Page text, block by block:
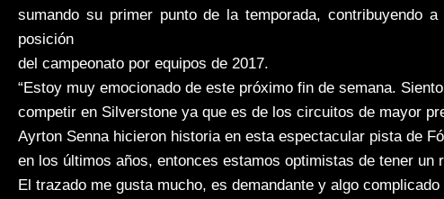
sumando su primer punto de la temporada, contribuyendo
posición
del campeonato por equipos de 2017.
“Estoy muy emocionado de este próximo fin de semana.
competir en Silverstone ya que es de los circuitos de mayor
Ayrton Senna hicieron historia en esta espectacular pista de
en los últimos años, entonces estamos optimistas de tener
El trazado me gusta mucho, es demandante y algo